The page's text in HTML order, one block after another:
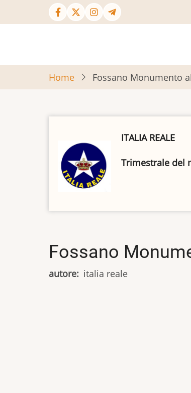
al
Home Fossano Monumento
ITALIA REALE
Trimestrale del
Fossano
autore italia reale